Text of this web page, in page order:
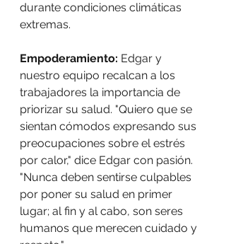
durante condiciones climáticas
extremas.
Empoderamiento: Edgar y
nuestro equipo recalcan a los
trabajadores la importancia de
priorizar su salud. "Quiero que se
sientan cómodos expresando sus
preocupaciones sobre el estrés
por calor," dice Edgar con pasión.
"Nunca deben sentirse culpables
por poner su salud en primer
lugar; al fin y al cabo, son seres
humanos que merecen cuidado y